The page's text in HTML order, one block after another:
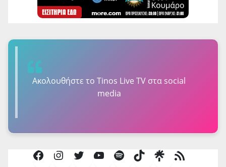
Ακολουθήστε τo Tinos Live TV στα social
media
FacebookInstagramTwitterYouTubeSpotifyTikTok
Τροφοδοσία